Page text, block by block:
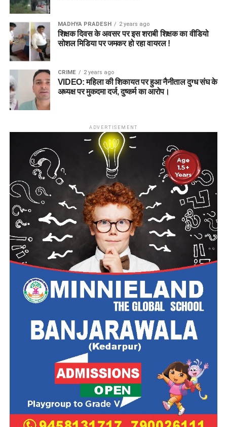
MADHYA PRADESH 2 years ago
शिक्षक दिवस के अवसर पर इस शराबी शिक्षक का वीडियो
सोशल मिडिया पर जमकर हो रहा वायरल !
CRIME 2 years ago
VIDEO: महिला की शिकायत पर हुआ नैनीताल दुग्ध संघ के
अध्यक्ष पर मुकदमा दर्ज, दुष्कर्म का आरोप।
ADVERTISEMENT